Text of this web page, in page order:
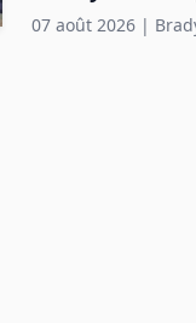
de dollars
07 août 2026 |